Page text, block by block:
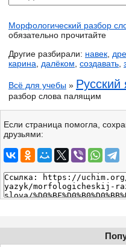
Морфологический разбор
обязательно прочитайте
Другие разбирали: навек
карина
далёком создавать
Всё для учебы » Русский
разбор слова палящим
Если страница помогла,
друзьями: